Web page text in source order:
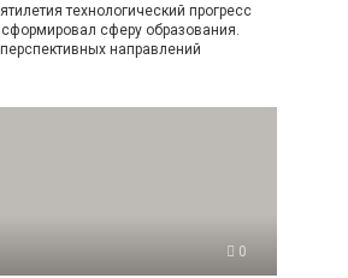
технологический прогресс
сферу образования.
направлений
0